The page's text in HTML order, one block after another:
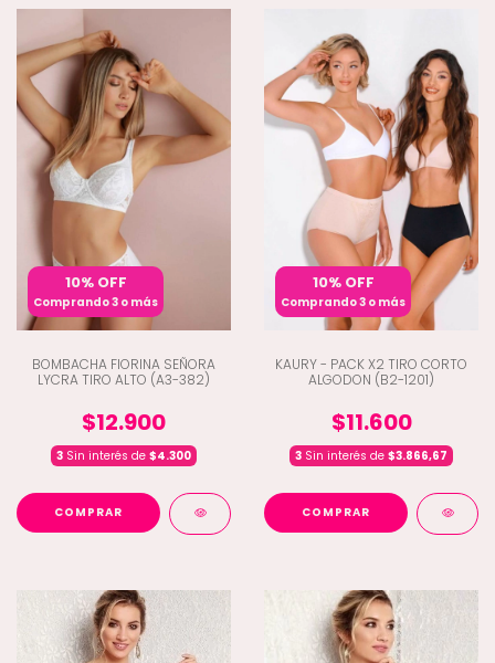
10% OFF
Comprando 3 o más
BOMBACHA FIORINA SEÑORA
LYCRA TIRO ALTO (A3-382)
$12.900
3 Sin interés de $4.300
COMPRAR
10% OFF
Comprando 3 o más
KAURY - PACK X2 TIRO CORTO
ALGODON (B2-1201)
$11.600
3 Sin interés de $3.866,67
COMPRAR